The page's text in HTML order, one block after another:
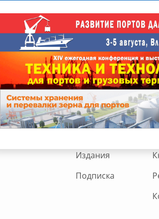
Издания
Подписка